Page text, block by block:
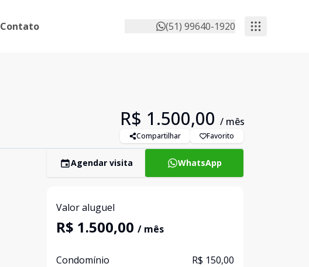
Contato (51) 99640-1920
R$ 1.500,00 / mês
Compartilhar Favorito
Agendar visita WhatsApp
Valor aluguel
R$ 1.500,00 / mês
Condomínio R$ 150,00